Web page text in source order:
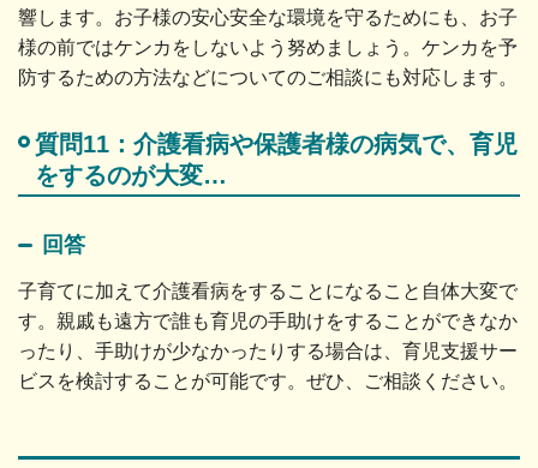
響します。お子様の安心安全な環境を守るためにも、お子
様の前ではケンカをしないよう努めましょう。ケンカを予
防するための方法などについてのご相談にも対応します。
質問11：介護看病や保護者様の病気で、育児
をするのが大変…
回答
子育てに加えて介護看病をすることになること自体大変で
す。親戚も遠方で誰も育児の手助けをすることができなか
ったり、手助けが少なかったりする場合は、育児支援サー
ビスを検討することが可能です。ぜひ、ご相談ください。